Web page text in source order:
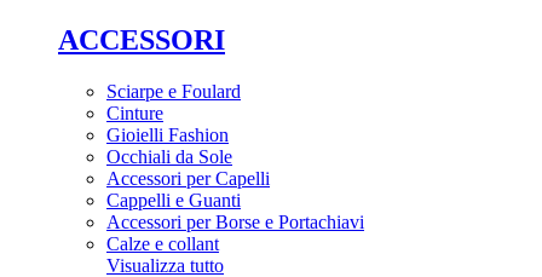
ACCESSORI
Sciarpe e Foulard
Cinture
Gioielli Fashion
Occhiali da Sole
Accessori per Capelli
Cappelli e Guanti
Accessori per Borse e Portachiavi
Calze e collant
Visualizza tutto